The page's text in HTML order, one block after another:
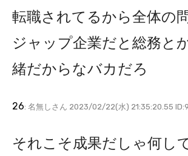
転職されてるから全体の
ジャップ企業だと総務と
緒だからなバカだろ
26: 名無しさん 2023/02/22(水) 21:35:20.55
それこそ成果だしゃ何し